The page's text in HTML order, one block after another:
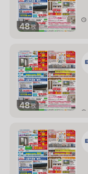
48枚
48枚